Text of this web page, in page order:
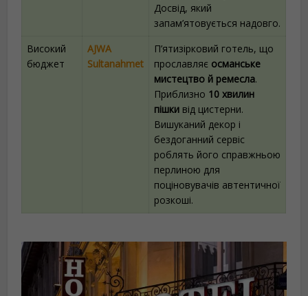
Досвід, який
запам’ятовується надовго.
Високий
бюджет
AJWA
Sultanahmet
П’ятизірковий готель, що
прославляє османське
мистецтво й ремесла.
Приблизно 10 хвилин
пішки від цистерни.
Вишуканий декор і
бездоганний сервіс
роблять його справжньою
перлиною для
поціновувачів автентичної
розкоші.